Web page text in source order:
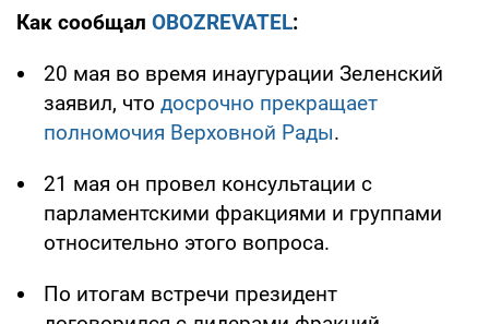
Как сообщал OBOZREVATEL:
20 мая во время инаугурации Зеленский
заявил, что досрочно прекращает
полномочия Верховной Рады.
21 мая он провел консультации с
парламентскими фракциями и группами
относительно этого вопроса.
По итогам встречи президент